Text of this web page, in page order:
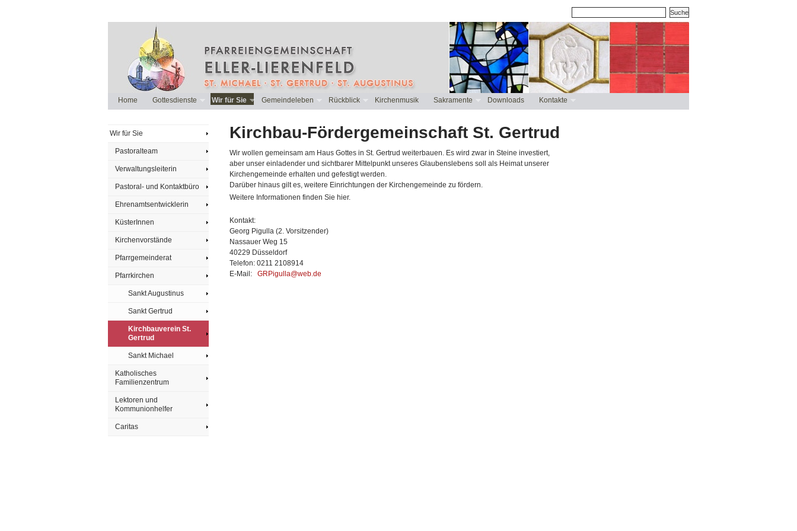
Home Gottesdienste Wir für Sie Gemeindeleben Rückblick Kirchenmusik Sakramente Downloads Kontakte
Wir für Sie
Pastoralteam
Verwaltungsleiterin
Pastoral- und Kontaktbüro
Ehrenamtsentwicklerin
KüsterInnen
Kirchenvorstände
Pfarrgemeinderat
Pfarrkirchen
Sankt Augustinus
Sankt Gertrud
Kirchbauverein St.
Gertrud
Sankt Michael
Katholisches
Familienzentrum
Lektoren und
Kommunionhelfer
Caritas
Kirchbau-Fördergemeinschaft St. Gertrud
Wir wollen gemeinsam am Haus Gottes in St. Gertrud weiterbauen. Es wird zwar in Steine investiert,
aber unser einladender und sichtbarer Mittelpunkt unseres Glaubenslebens soll als Heimat unserer
Kirchengemeinde erhalten und gefestigt werden.
Darüber hinaus gilt es, weitere Einrichtungen der Kirchengemeinde zu fördern.
Weitere Informationen finden Sie hier.
Kontakt:
Georg Pigulla (2. Vorsitzender)
Nassauer Weg 15
40229 Düsseldorf
Telefon: 0211 2108914
E-Mail: GRPigulla@web.de